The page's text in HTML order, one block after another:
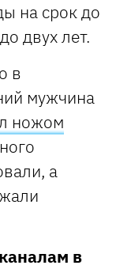
на срок до
двух лет.
в
мужчина
ножом
а
в